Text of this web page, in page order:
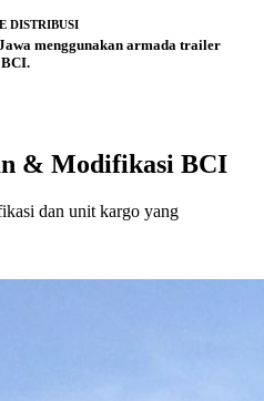
DISTRIBUSI
menggunakan armada trailer
BCI.
& Modifikasi BCI
dan unit kargo yang